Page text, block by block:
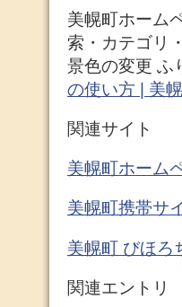
美幌町ホーム
索・カテゴリ
景色の変更 ふ
の使い方 | 美
関連サイト
美幌町ホーム
美幌町携帯サ
美幌町 びほろ
関連エントリ